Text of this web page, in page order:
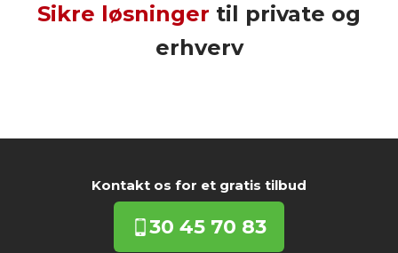
Sikre løsninger til private og
erhverv
Kontakt os for et gratis tilbud​
30 45 70 83